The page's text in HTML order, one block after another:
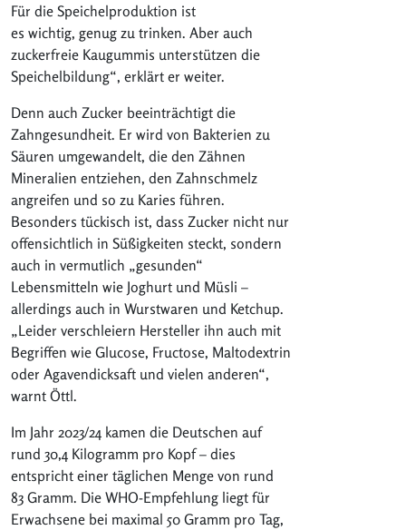
Für die Speichelproduktion ist
es wichtig, genug zu trinken. Aber auch
zuckerfreie Kaugummis unterstützen die
Speichelbildung“, erklärt er weiter.
Denn auch Zucker beeinträchtigt die
Zahngesundheit. Er wird von Bakterien zu
Säuren umgewandelt, die den Zähnen
Mineralien entziehen, den Zahnschmelz
angreifen und so zu Karies führen.
Besonders tückisch ist, dass Zucker nicht nur
offensichtlich in Süßigkeiten steckt, sondern
auch in vermutlich „gesunden“
Lebensmitteln wie Joghurt und Müsli –
allerdings auch in Wurstwaren und Ketchup.
„Leider verschleiern Hersteller ihn auch mit
Begriffen wie Glucose, Fructose, Maltodextrin
oder Agavendicksaft und vielen anderen“,
warnt Öttl.
Im Jahr 2023/24 kamen die Deutschen auf
rund 30,4 Kilogramm pro Kopf – dies
entspricht einer täglichen Menge von rund
83 Gramm. Die WHO-Empfehlung liegt für
Erwachsene bei maximal 50 Gramm pro Tag,